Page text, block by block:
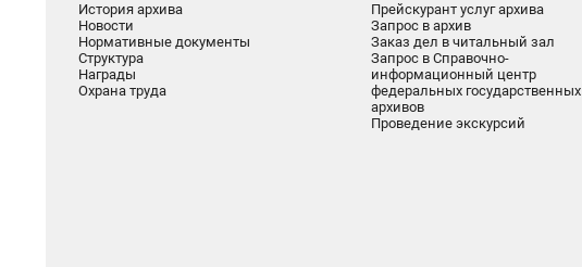
История архива
Новости
Нормативные документы
Структура
Награды
Охрана труда
Прейскурант услуг архива
Запрос в архив
Заказ дел в читальный зал
Запрос в Справочно-
информационный центр
федеральных государственных
архивов
Проведение экскурсий